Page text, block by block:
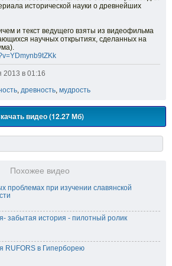
исторической науки о древнейших
и текст ведущего взяты из видеофильма
научных открытиях, сделанных на
2013 в 01:16
древность мудрость
видео (12.27 Мб)
Похожее видео
проблемах при изучении славянской
забытая история - пилотный ролик
RUFORS в Гиперборею